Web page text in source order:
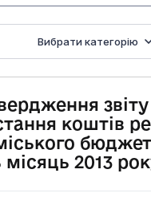
Вибрати категорію
коштів
місяць 2013